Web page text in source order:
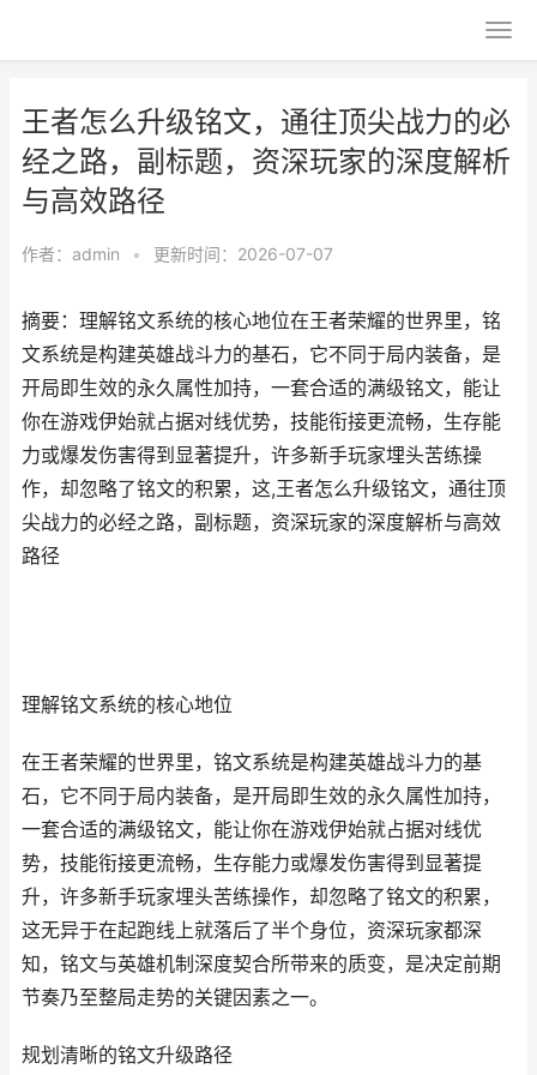
王者怎么升级铭文，通往顶尖战力的必
经之路，副标题，资深玩家的深度解析
与高效路径
作者： admin • 更新时间：2026-07-07
摘要：理解铭文系统的核心地位在王者荣耀的世界里，铭
文系统是构建英雄战斗力的基石，它不同于局内装备，是
开局即生效的永久属性加持，一套合适的满级铭文，能让
你在游戏伊始就占据对线优势，技能衔接更流畅，生存能
力或爆发伤害得到显著提升，许多新手玩家埋头苦练操
作，却忽略了铭文的积累，这,王者怎么升级铭文，通往顶
尖战力的必经之路，副标题，资深玩家的深度解析与高效
路径
理解铭文系统的核心地位
在王者荣耀的世界里，铭文系统是构建英雄战斗力的基
石，它不同于局内装备，是开局即生效的永久属性加持，
一套合适的满级铭文，能让你在游戏伊始就占据对线优
势，技能衔接更流畅，生存能力或爆发伤害得到显著提
升，许多新手玩家埋头苦练操作，却忽略了铭文的积累，
这无异于在起跑线上就落后了半个身位，资深玩家都深
知，铭文与英雄机制深度契合所带来的质变，是决定前期
节奏乃至整局走势的关键因素之一。
规划清晰的铭文升级路径